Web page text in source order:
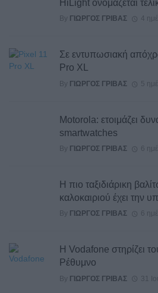
HiLight ονομάζεται
By ΓΙΏΡΓΟΣ ΓΡΊΒΑΣ 4
Σε εντυπωσιακή
Pro XL
By ΓΙΏΡΓΟΣ ΓΡΊΒΑΣ 5
Motorola: ετοιμάζει
smartwatches
By ΓΙΏΡΓΟΣ ΓΡΊΒΑΣ 6
Η πιο ταξιδιάρικη
καλοκαιριού έχει την
By ΓΙΏΡΓΟΣ ΓΡΊΒΑΣ 6
Η Vodafone στηρίζει
Ρέθυμνο
By ΓΙΏΡΓΟΣ ΓΡΊΒΑΣ 31